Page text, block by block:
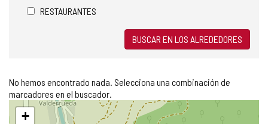
RESTAURANTES
BUSCAR EN LOS ALREDEDORES
No hemos encontrado nada. Selecciona una combinación de
marcadores en el buscador.
Saltar
mapa
+